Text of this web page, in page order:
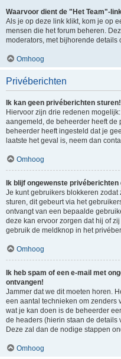
Waarvoor dient de "Het Team"-
Als je op deze link klikt, kom je op
mensen die het forum beheren.
moderators, met bijhorende details
Omhoog
Privéberichten
Ik kan geen privéberichten sturen!
Hiervoor zijn drie redenen
aangemeld, de beheerder heeft de
beheerder heeft ingesteld dat je
laatste het geval is, neem dan
Omhoog
Ik blijf ongewenste privéberichten
Je kunt gebruikers blokkeren
sturen, dit gebeurt via het
ontvangt van een bepaalde
deze kan ervoor zorgen dat hij of
gebruik de meldknop in het
Omhoog
Ik heb spam of een e-mail met
ontvangen!
Jammer dat we dit moeten horen.
een aantal technieken om zenders
wat je kan doen is de beheerder
de headers (hierin staan de details
Deze zal dan de nodige stappen
Omhoog